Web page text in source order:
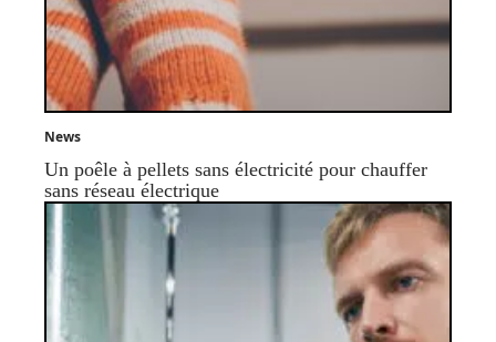
News
Un poêle à pellets sans électricité pour chauffer
sans réseau électrique